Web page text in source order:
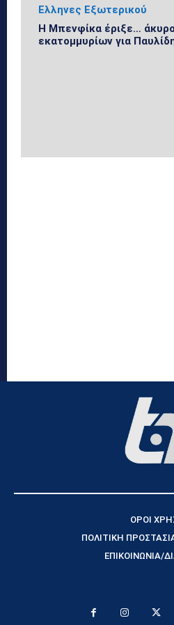
Ελληνες Εξωτερικού
Η Μπενφίκα έριξε…
εκατομμυρίων για
ΟΡΟΙ
ΠΟΛΙΤΙΚΗ
ΕΠΙΚΟΙΝΩΝΙΑ/